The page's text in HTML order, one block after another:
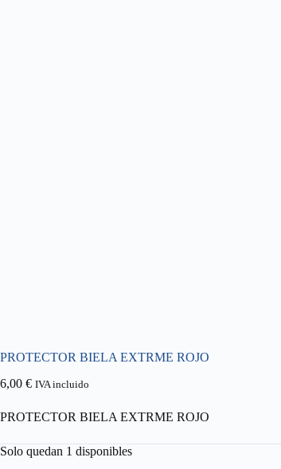
PROTECTOR BIELA EXTRME ROJO
6,00 € IVA incluido
PROTECTOR BIELA EXTRME ROJO
Solo quedan 1 disponibles